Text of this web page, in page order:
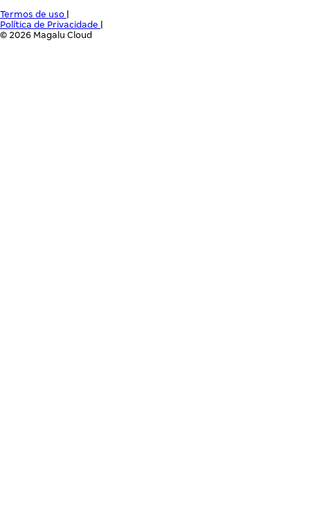
Termos de uso |
Política de Privacidade |
© 2026 Magalu Cloud